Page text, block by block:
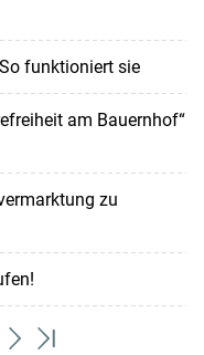
funktioniert sie
am Bauernhof“
zu
weiterzum